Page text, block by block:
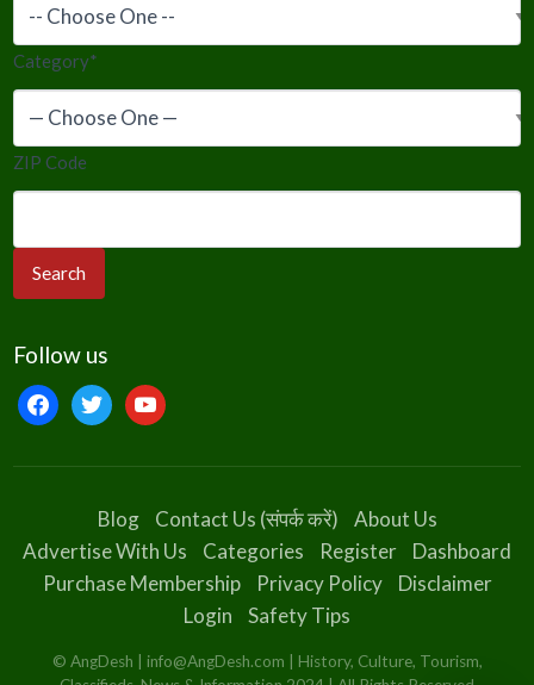
Category*
ZIP Code
Follow us
facebooktwitteryoutube
Blog Contact Us (संपर्क करें)
About Us
Advertise With Us
Categories Register
Dashboard
Purchase Membership
Privacy Policy
Disclaimer
Login
Safety Tips
© AngDesh | info@AngDesh.com | History, Culture, Tourism,